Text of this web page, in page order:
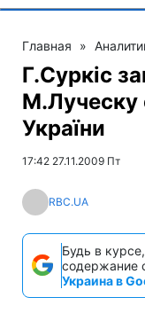
Главная »
Г.Суркіс
М.Луческу
України
17:42 27.11.2009 Пт
RBC.UA
Будь в
содержание
Украина в